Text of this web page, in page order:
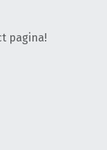
pagina!